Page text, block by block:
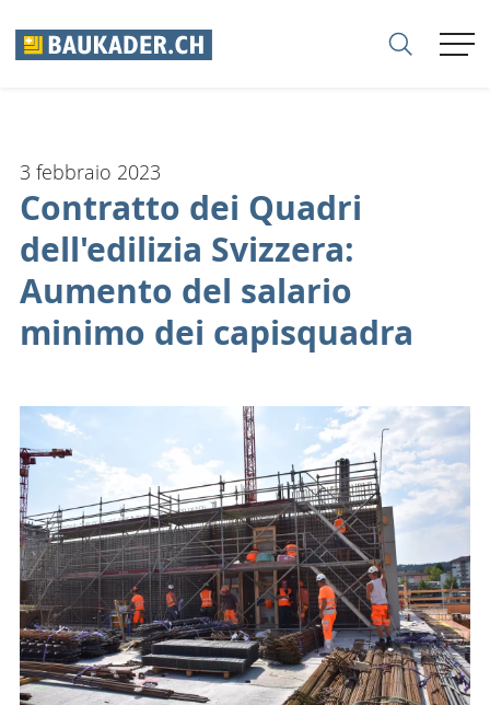
MEMBRI
AZIENDE
SEZIONI
CONSULENZA
SHOP
NEWSLETTER
RIVISTA SPECIALISTICA
CONTATTO
3 febbraio 2023
Contratto dei Quadri
dell'edilizia Svizzera:
Aumento del salario
minimo dei capisquadra